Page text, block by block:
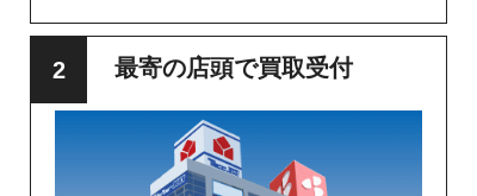
最寄の店頭で買取受付